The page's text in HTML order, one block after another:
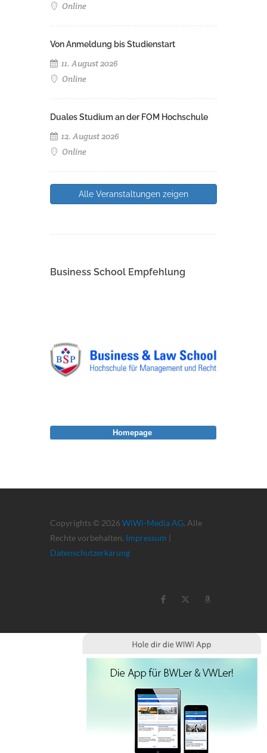
Online
Von Anmeldung bis Studienstart
11. August 2026
Online
Duales Studium an der FOM Hochschule
12. August 2026
Online
Alle Veranstaltungen zeigen
Business School Empfehlung
Copyrights © 2026 WiWi-Media AG. Alle
Rechte vorbehalten. Impressum |
Datenschutzerkärung
Homepage